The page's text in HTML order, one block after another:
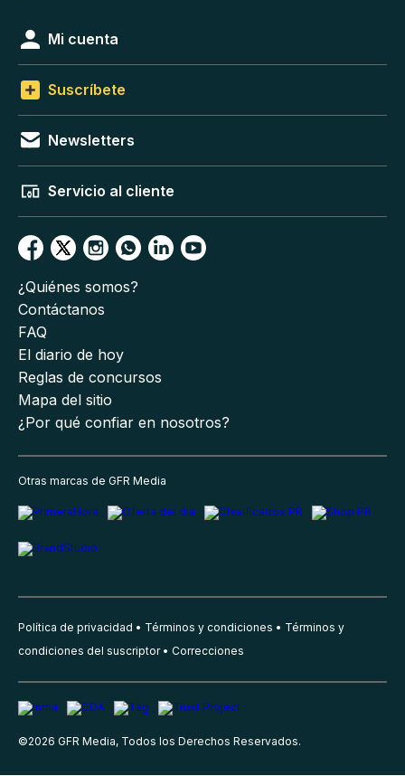
Mi cuenta
Suscríbete
Newsletters
Servicio al cliente
¿Quiénes somos?
Contáctanos
FAQ
El diario de hoy
Reglas de concursos
Mapa del sitio
¿Por qué confiar en nosotros?
Otras marcas de GFR Media
Política de privacidad Términos y condiciones
Términos y
condiciones del suscriptor
Correcciones
©2026 GFR Media, Todos los Derechos Reservados.